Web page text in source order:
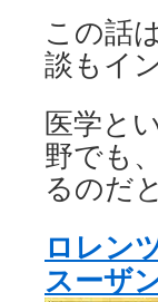
この話
談もイ
医学と
野でも
るのだ
ロレン
スーザ